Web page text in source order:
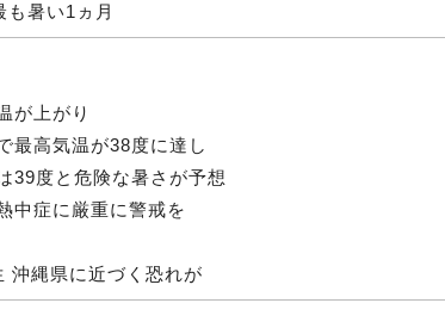
も暑い1ヵ月
が上がり
最高気温が38度に達し
39度と危険な暑さが予想
中症に厳重に警戒を
沖縄県に近づく恐れが